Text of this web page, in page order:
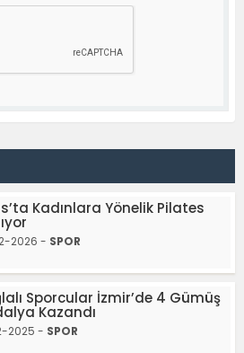
Kadınlara Yönelik Pilates
2026 - SPOR
Sporcular İzmir’de 4 Gümüş
Kazandı
2025 - SPOR